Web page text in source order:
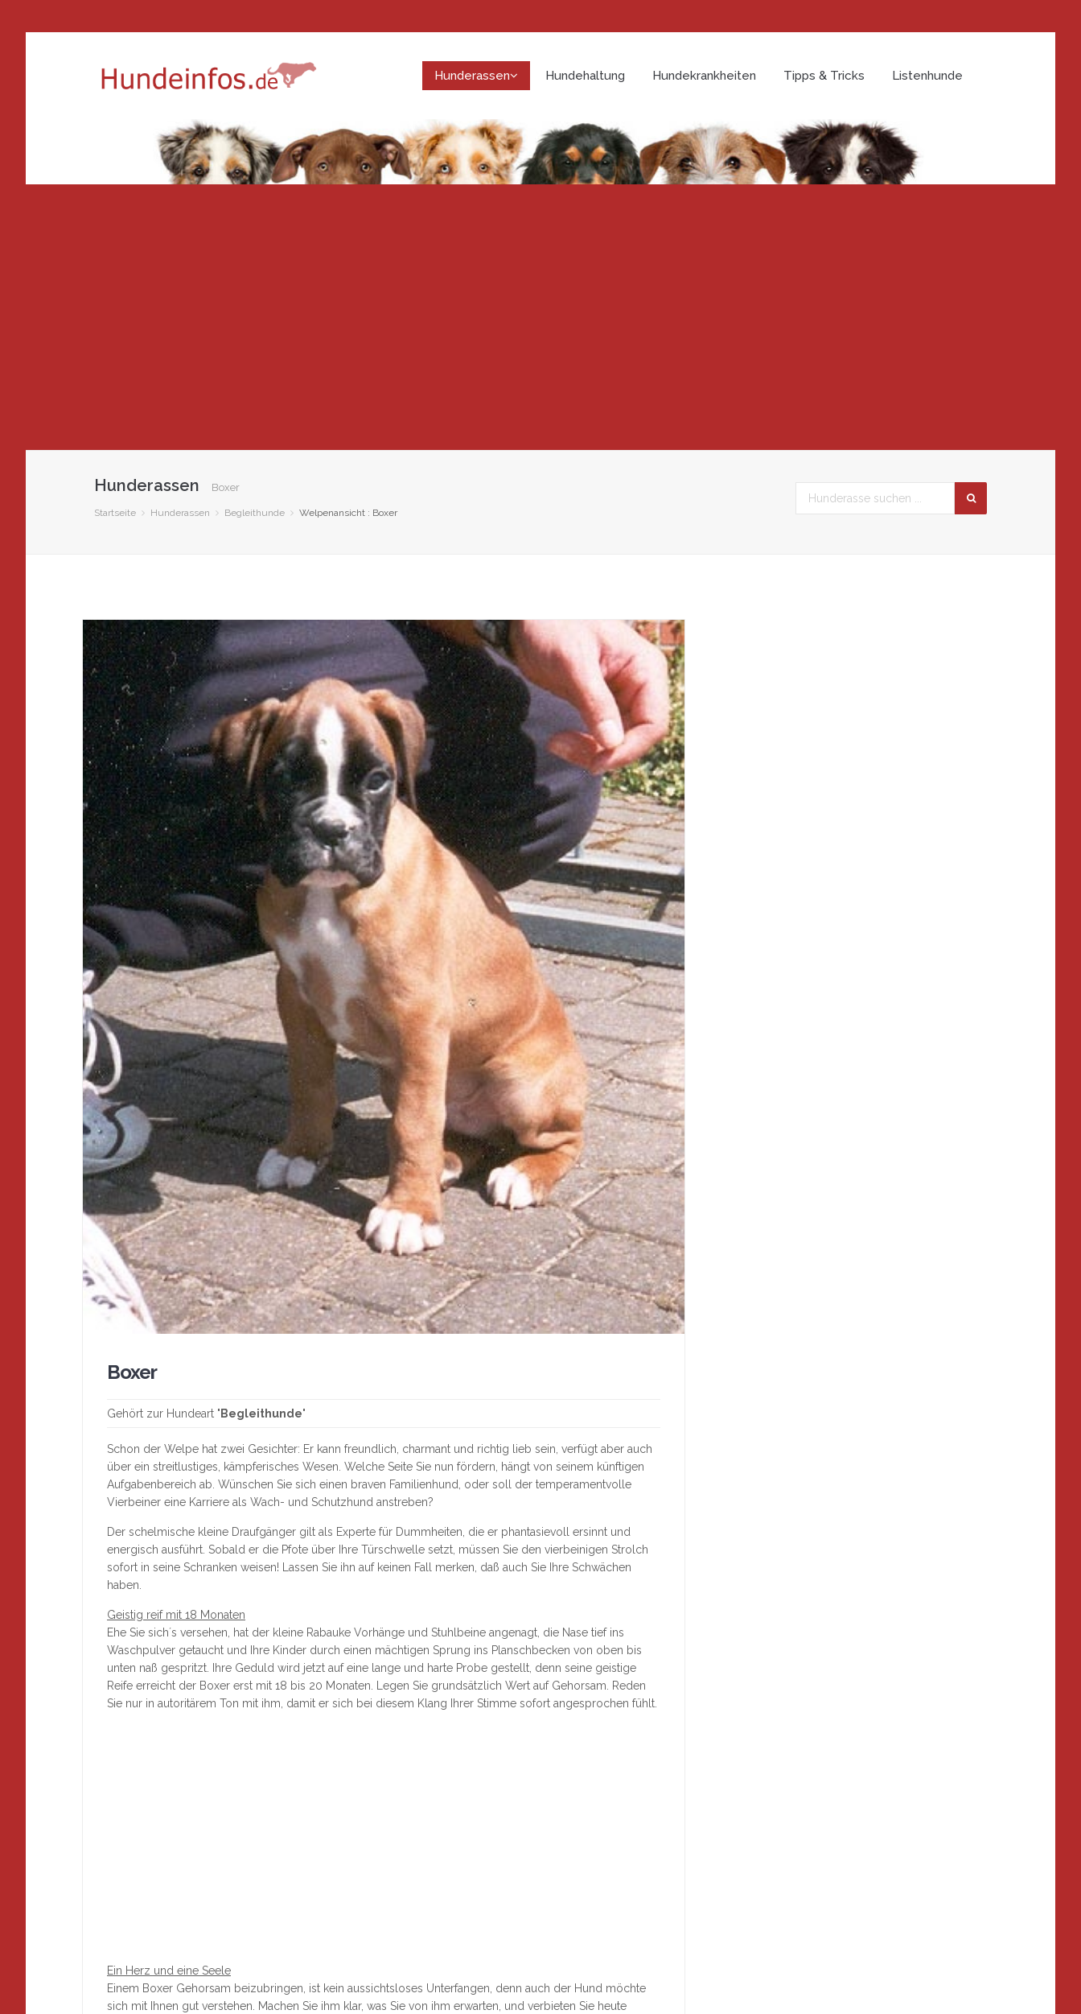
Hunderassen Hundehaltung Hundekrankheiten Tipps & Tricks Listenhunde
Hunderassen Boxer
Startseite Hunderassen Begleithunde Welpenansicht : Boxer
Boxer
Gehört zur Hundeart " Begleithunde"
Schon der Welpe hat zwei Gesichter: Er kann freundlich, charmant und richtig lieb sein, verfügt aber auch
über ein streitlustiges, kämpferisches Wesen. Welche Seite Sie nun fördern, hängt von seinem künftigen
Aufgabenbereich ab. Wünschen Sie sich einen braven Familienhund, oder soll der temperamentvolle
Vierbeiner eine Karriere als Wach- und Schutzhund anstreben?
Der schelmische kleine Draufgänger gilt als Experte für Dummheiten, die er phantasievoll ersinnt und
energisch ausführt. Sobald er die Pfote über Ihre Türschwelle setzt, müssen Sie den vierbeinigen Strolch
sofort in seine Schranken weisen! Lassen Sie ihn auf keinen Fall merken, daß auch Sie Ihre Schwächen
haben.
Geistig reif mit 18 Monaten
Ehe Sie sich´s versehen, hat der kleine Rabauke Vorhänge und Stuhlbeine angenagt, die Nase tief ins
Waschpulver getaucht und Ihre Kinder durch einen mächtigen Sprung ins Planschbecken von oben bis
unten naß gespritzt. Ihre Geduld wird jetzt auf eine lange und harte Probe gestellt, denn seine geistige
Reife erreicht der Boxer erst mit 18 bis 20 Monaten. Legen Sie grundsätzlich Wert auf Gehorsam. Reden
Sie nur in autoritärem Ton mit ihm, damit er sich bei diesem Klang Ihrer Stimme sofort angesprochen fühlt.
Ein Herz und eine Seele
Einem Boxer Gehorsam beizubringen, ist kein aussichtsloses Unterfangen, denn auch der Hund möchte
sich mit Ihnen gut verstehen. Machen Sie ihm klar, was Sie von ihm erwarten, und verbieten Sie heute